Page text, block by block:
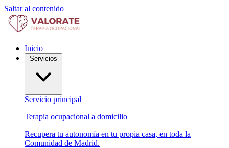
Saltar al contenido
Inicio
Servicio principal
Terapia ocupacional a domicilio
Recupera tu autonomía en tu propia casa, en toda la
Comunidad de Madrid.